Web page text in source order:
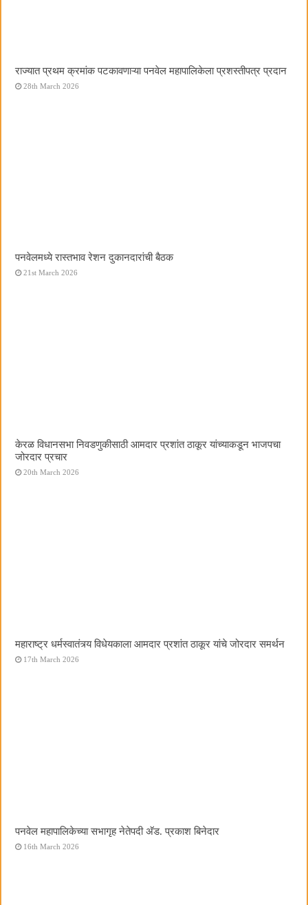
राज्यात प्रथम क्रमांक पटकावणाऱ्या पनवेल महापालिकेला प्रशस्तीपत्र प्रदान
28th March 2026
पनवेलमध्ये रास्तभाव रेशन दुकानदारांची बैठक
21st March 2026
केरळ विधानसभा निवडणुकीसाठी आमदार प्रशांत ठाकूर यांच्याकडून भाजपचा
जोरदार प्रचार
20th March 2026
महाराष्ट्र धर्मस्वातंत्र्य विधेयकाला आमदार प्रशांत ठाकूर यांचे जोरदार समर्थन
17th March 2026
पनवेल महापालिकेच्या सभागृह नेतेपदी अ‍ॅड. प्रकाश बिनेदार
16th March 2026